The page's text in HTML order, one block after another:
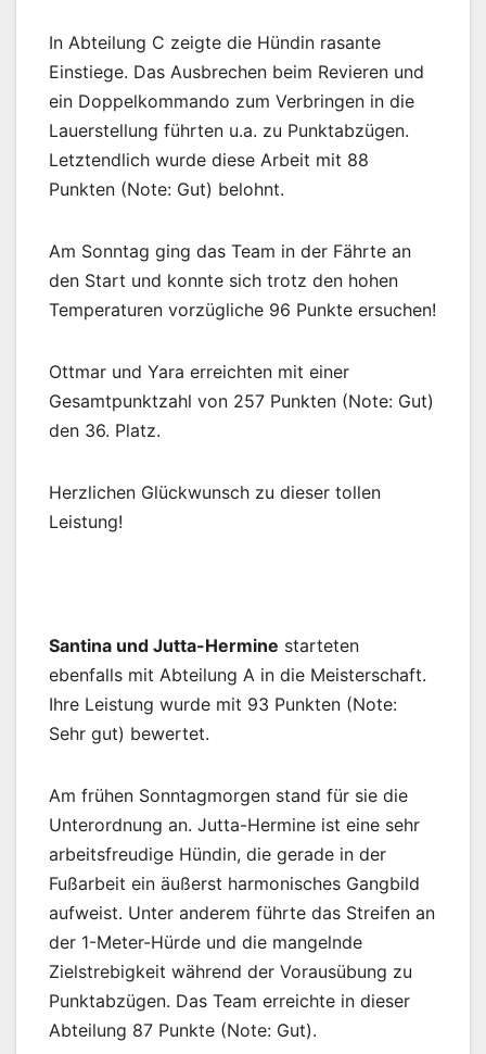
In Abteilung C zeigte die Hündin rasante
Einstiege. Das Ausbrechen beim Revieren und
ein Doppelkommando zum Verbringen in die
Lauerstellung führten u.a. zu Punktabzügen.
Letztendlich wurde diese Arbeit mit 88
Punkten (Note: Gut) belohnt.
Am Sonntag ging das Team in der Fährte an
den Start und konnte sich trotz den hohen
Temperaturen vorzügliche 96 Punkte ersuchen!
Ottmar und Yara erreichten mit einer
Gesamtpunktzahl von 257 Punkten (Note: Gut)
den 36. Platz.
Herzlichen Glückwunsch zu dieser tollen
Leistung!
Santina und Jutta-Hermine starteten
ebenfalls mit Abteilung A in die Meisterschaft.
Ihre Leistung wurde mit 93 Punkten (Note:
Sehr gut) bewertet.
Am frühen Sonntagmorgen stand für sie die
Unterordnung an. Jutta-Hermine ist eine sehr
arbeitsfreudige Hündin, die gerade in der
Fußarbeit ein äußerst harmonisches Gangbild
aufweist. Unter anderem führte das Streifen an
der 1-Meter-Hürde und die mangelnde
Zielstrebigkeit während der Vorausübung zu
Punktabzügen. Das Team erreichte in dieser
Abteilung 87 Punkte (Note: Gut).